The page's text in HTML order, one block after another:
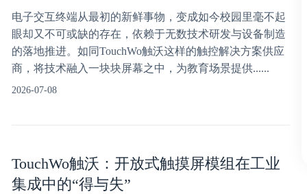
电子交互终端从最初的新鲜事物，变成如今校园里毫不起
眼却又不可或缺的存在，依赖于无数技术研发与设备制造
的落地推进。如同TouchWo触沃这样的触控解决方案供应
商，将技术融入一块块屏幕之中，为教育场景提供......
2026-07-08
TouchWo触沃：开放式触摸屏模组在工业
集成中的“得与失”